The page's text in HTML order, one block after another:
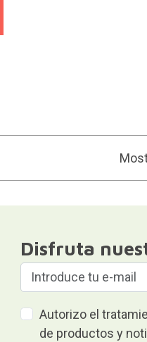
Disfruta
Autorizo el
de productos y